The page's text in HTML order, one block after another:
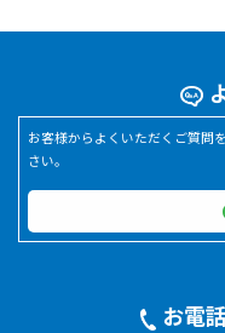
お客様からよくいただくご質問
さい。
お電